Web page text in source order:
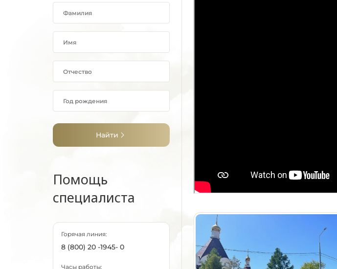
Найти
Помощь
специалиста
Горячая линия:
8 (800) 20 -1945- 0
Часы работы: